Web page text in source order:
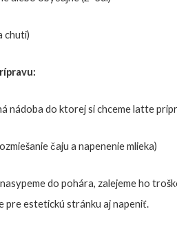
chuti)
nádoba do ktorej si chceme latte
čaju a napenenie mlieka)
nasypeme do pohára, zalejeme ho
pre estetickú stránku aj napeniť.